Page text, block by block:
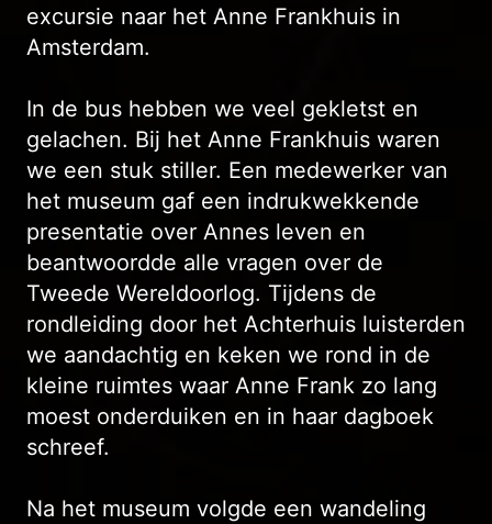
excursie naar het Anne Frankhuis in
Amsterdam.
In de bus hebben we veel gekletst en
gelachen. Bij het Anne Frankhuis waren
we een stuk stiller. Een medewerker van
het museum gaf een indrukwekkende
presentatie over Annes leven en
beantwoordde alle vragen over de
Tweede Wereldoorlog. Tijdens de
rondleiding door het Achterhuis luisterden
we aandachtig en keken we rond in de
kleine ruimtes waar Anne Frank zo lang
moest onderduiken en in haar dagboek
schreef.
Na het museum volgde een wandeling